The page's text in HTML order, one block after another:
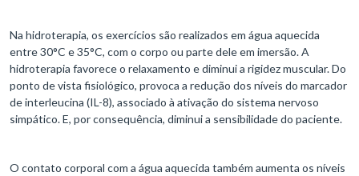
Na hidroterapia, os exercícios são realizados em água aquecida
entre 30°C e 35°C, com o corpo ou parte dele em imersão. A
hidroterapia favorece o relaxamento e diminui a rigidez muscular. Do
ponto de vista fisiológico, provoca a redução dos níveis do marcador
de interleucina (IL-8), associado à ativação do sistema nervoso
simpático. E, por consequência, diminui a sensibilidade do paciente.
O contato corporal com a água aquecida também aumenta os níveis